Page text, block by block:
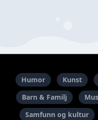
Humor Kunst
Barn & Familj
Samfunn og kultur